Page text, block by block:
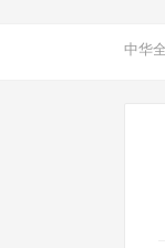
中华